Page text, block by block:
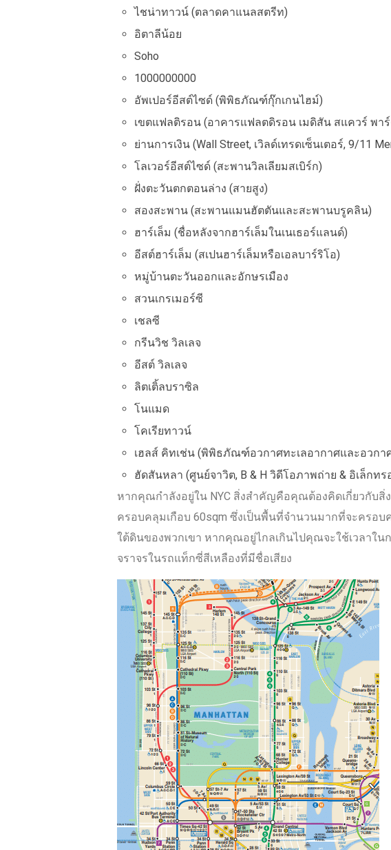
ไชน่าทาวน์ (ตลาดคาแนลสตรีท)
อิตาลีน้อย
Soho
1000000000
อัพเปอร์อีสต์ไซด์ (พิพิธภัณฑ์กุ๊กเกนไฮม์)
เขตแฟลติรอน (อาคารแฟลตดิรอน เมดิสัน สแควร์ พา
ย่านการเงิน (Wall Street, เวิลด์เทรดเซ็นเตอร์, 9/11
โลเวอร์อีสต์ไซด์ (สะพานวิลเลียมสเบิร์ก)
ฝั่งตะวันตกตอนล่าง (สายสูง)
สองสะพาน (สะพานแมนฮัตตันและสะพานบรูคลิน)
ฮาร์เล็ม (ชื่อหลังจากฮาร์เล็มในเนเธอร์แลนด์)
อีสต์ฮาร์เล็ม (สเปนฮาร์เล็มหรือเอลบาร์ริโอ)
หมู่บ้านตะวันออกและอักษรเมือง
สวนเกรเมอร์ซี
เชลซี
กรีนวิช วิลเลจ
อีสต์ วิลเลจ
ลิตเติ้ลบราซิล
โนแมด
โคเรียทาวน์
เฮลส์ คิทเช่น (พิพิธภัณฑ์อวกาศทะเลอากาศและอวกา
ฮัดสันหลา (ศูนย์จาวิต, B & H วิดีโอภาพถ่าย & อิเล็กท
หากคุณกําลังอยู่ใน NYC สิ่งสําคัญคือคุณต้องคิดเกี่ยวกับ
ครอบคลุมเกือบ 60sqm ซึ่งเป็นพื้นที่จํานวนมากที่จะครอ
ใต้ดินของพวกเขา หากคุณอยู่ไกลเกินไปคุณจะใช้เวลาใน
จราจรในรถแท็กซี่สีเหลืองที่มีชื่อเสียง